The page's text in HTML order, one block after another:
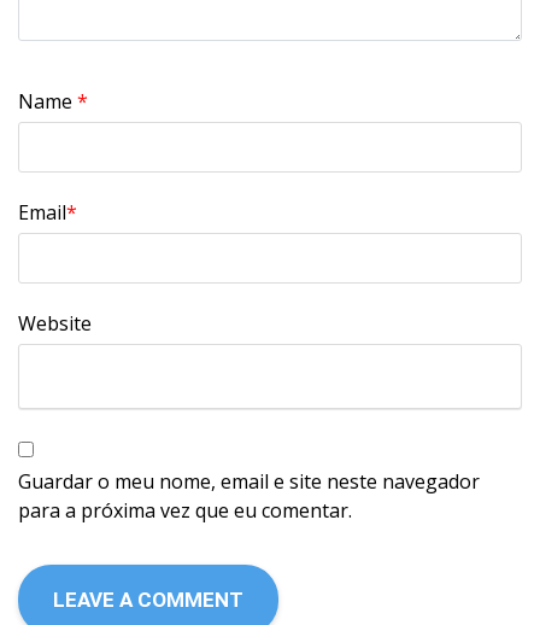
Name *
Email*
Website
Guardar o meu nome, email e site neste navegador
para a próxima vez que eu comentar.